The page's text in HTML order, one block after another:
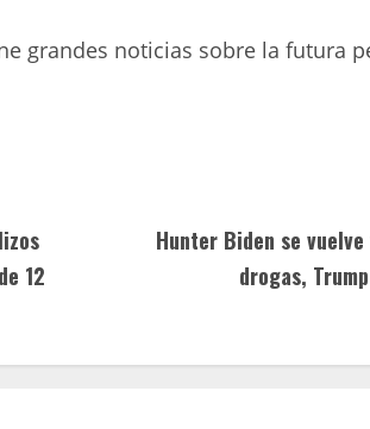
grandes noticias sobre la futura
12
Hunter Biden se
drogas,